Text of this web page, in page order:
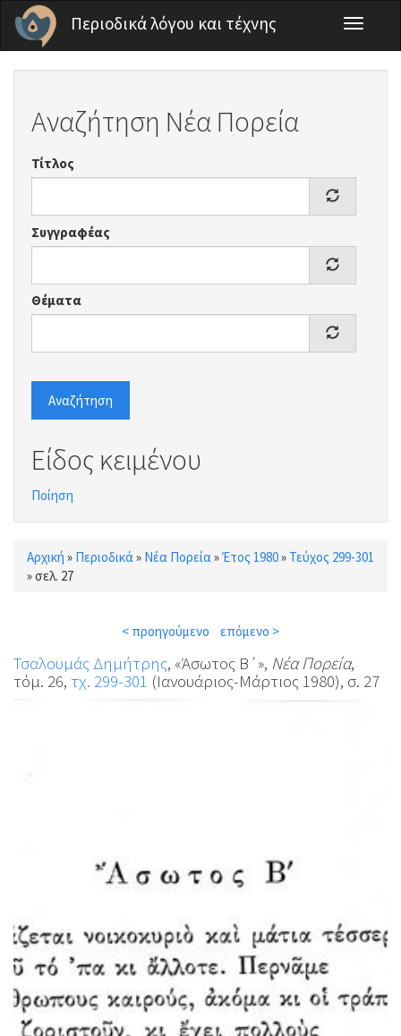
Παράκαμψη προς το κυρίως περιεχόμενο
Περιοδικά λόγου και τέχνης
Toggle
Αναζήτηση Νέα Πορεία
Τίτλος
Συγγραφέας
Θέματα
Αναζήτηση
Είδος κειμένου
Ποίηση
Είστε εδώ
Αρχική » Περιοδικά » Νέα Πορεία »Έτος 1980» Τεύχος 299-301
»σελ. 27
< προηγούμενο επόμενο >
Τσαλουμάς Δημήτρης, «Άσωτος Β΄», Νέα Πορεία,
τόμ. 26, τχ. 299-301 (Ιανουάριος-Μάρτιος 1980), σ. 27